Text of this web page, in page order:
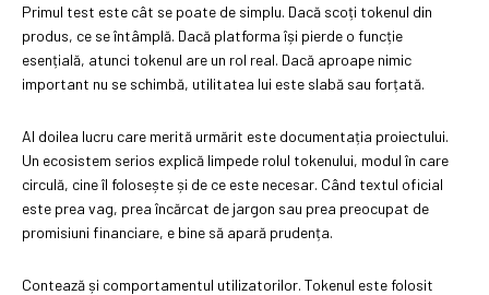
Primul test este cât se poate de simplu. Dacă scoți tokenul din
produs, ce se întâmplă. Dacă platforma își pierde o funcție
esențială, atunci tokenul are un rol real. Dacă aproape nimic
important nu se schimbă, utilitatea lui este slabă sau forțată.
Al doilea lucru care merită urmărit este documentația proiectului.
Un ecosistem serios explică limpede rolul tokenului, modul în care
circulă, cine îl folosește și de ce este necesar. Când textul oficial
este prea vag, prea încărcat de jargon sau prea preocupat de
promisiuni financiare, e bine să apară prudența.
Contează și comportamentul utilizatorilor. Tokenul este folosit